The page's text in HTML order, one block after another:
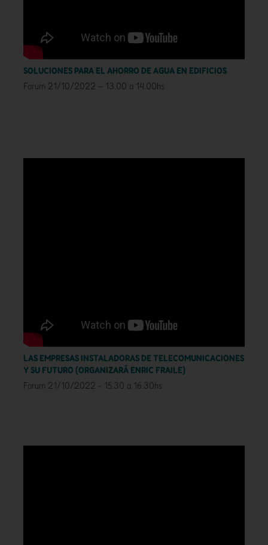
SOLUCIONES PARA EL AHORRO DE AGUA EN EDIFICIOS
Forum 21/10/2022 – 13.00 a 14.00hs
LAS EMPRESAS INSTALADORAS DE TELECOMUNICACIONES
Y SU FUTURO (ORGANIZARÁ ENRIC FRAILE)
Forum 21/10/2022 - 15.30 a 16.30hs